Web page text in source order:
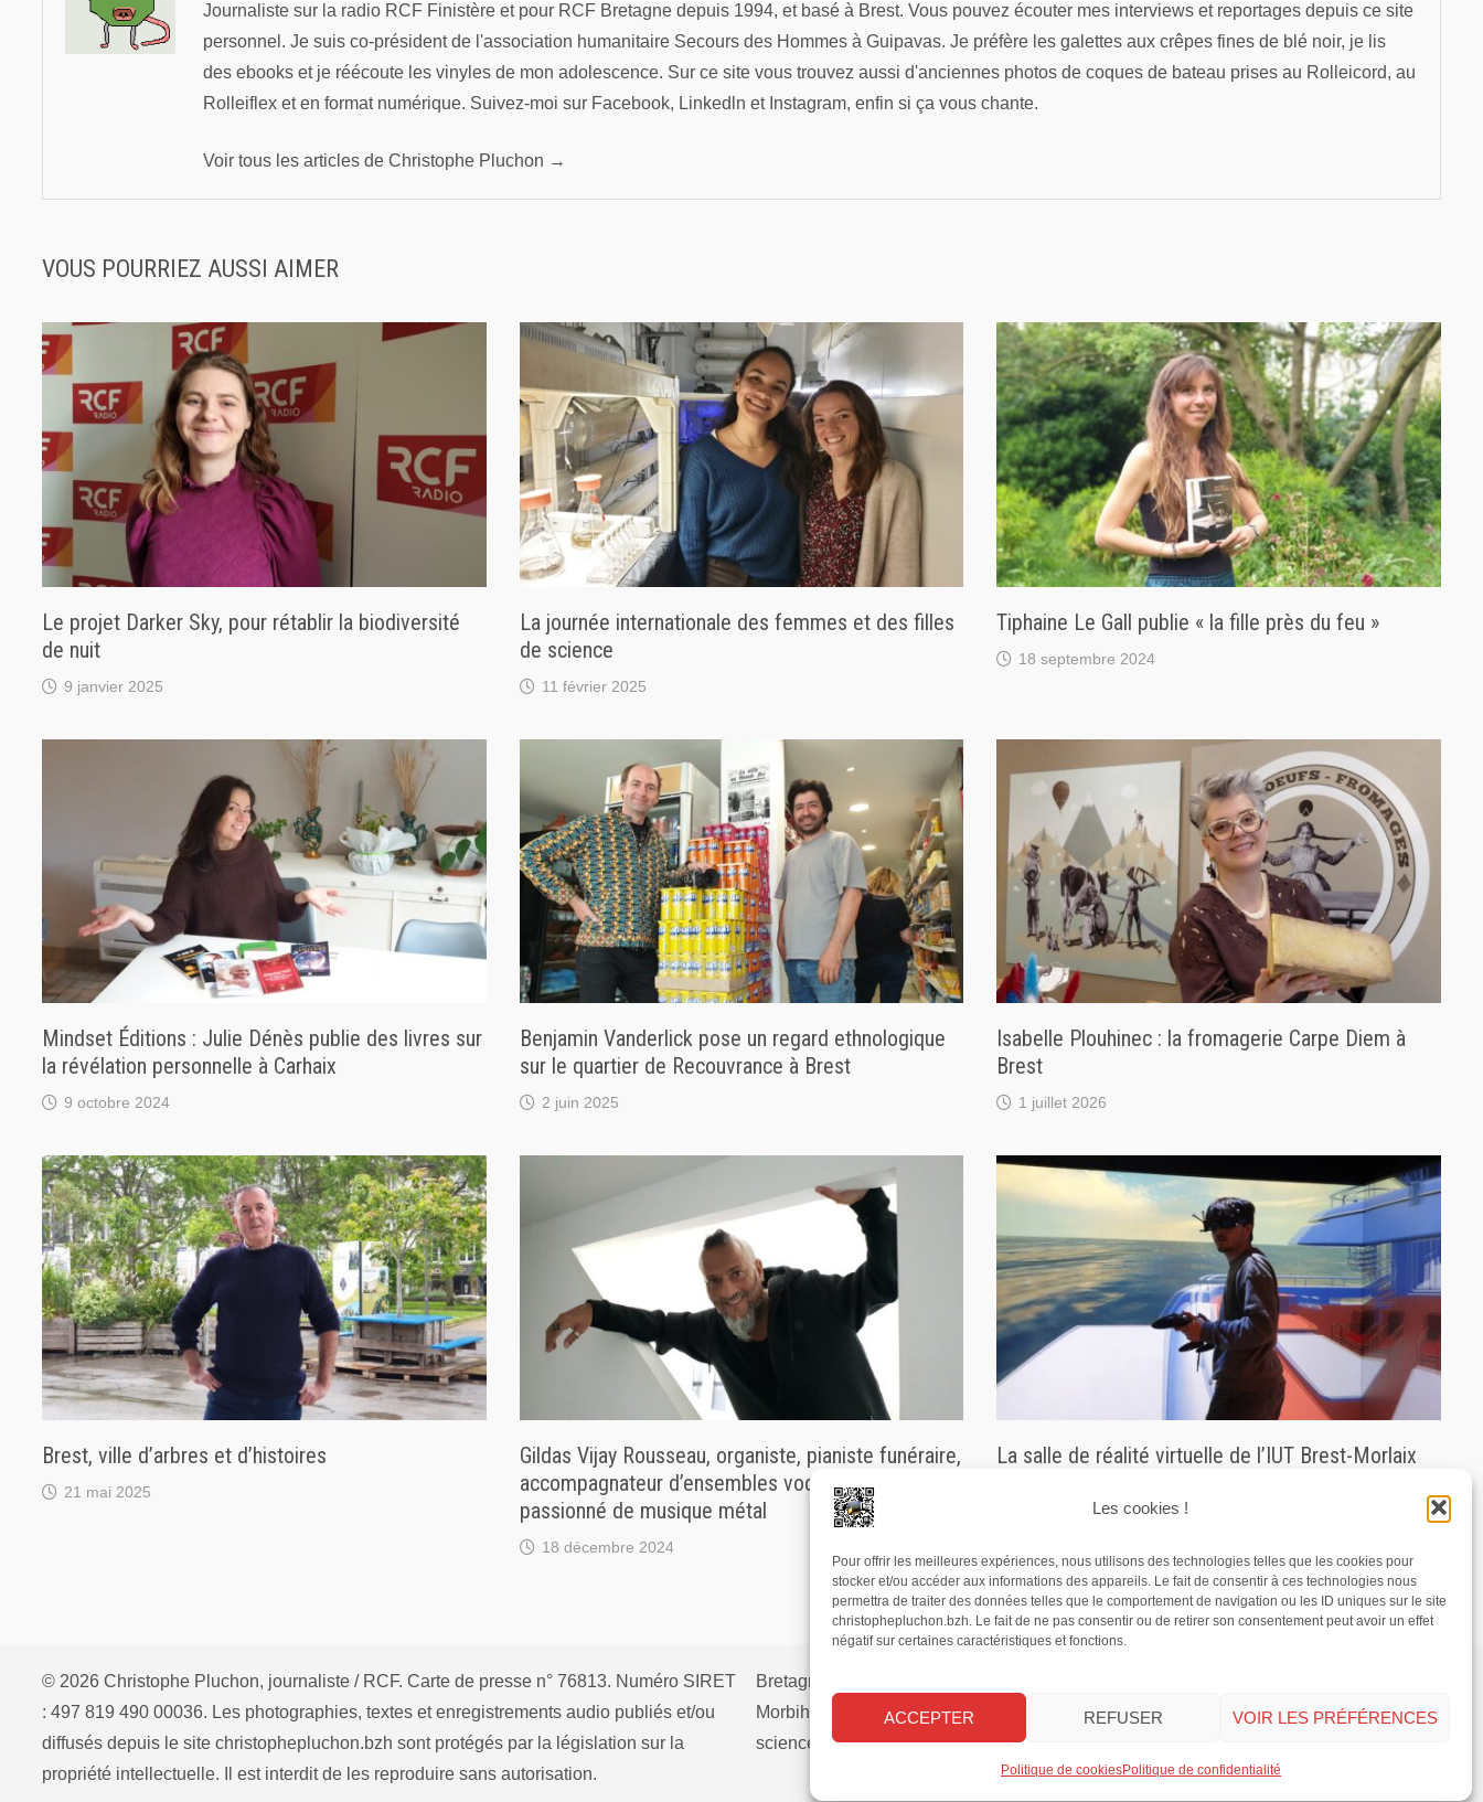
Les cookies !
Pour offrir les meilleures expériences, nous utilisons des technologies telles que les cookies pour
stocker et/ou accéder aux informations des appareils. Le fait de consentir à ces technologies nous
permettra de traiter des données telles que le comportement de navigation ou les ID uniques sur le site
christophepluchon.bzh. Le fait de ne pas consentir ou de retirer son consentement peut avoir un effet
négatif sur certaines caractéristiques et fonctions.
ACCEPTER REFUSER VOIR LES PRÉFÉRENCES
Politique de cookiesPolitique de confidentialité
Journaliste sur la radio RCF Finistère et pour RCF Bretagne depuis 1994, et basé à Brest. Vous pouvez écouter mes interviews et reportages depuis ce site
personnel. Je suis co-président de l'association humanitaire Secours des Hommes à Guipavas. Je préfère les galettes aux crêpes fines de blé noir, je lis
des ebooks et je réécoute les vinyles de mon adolescence. Sur ce site vous trouvez aussi d'anciennes photos de coques de bateau prises au Rolleicord, au
Rolleiflex et en format numérique. Suivez-moi sur Facebook, Linkedln et Instagram, enfin si ça vous chante.
Voir tous les articles de Christophe Pluchon →
VOUS POURRIEZ AUSSI AIMER
Le projet Darker Sky, pour rétablir la biodiversité
de nuit
9 janvier 2025
La journée internationale des femmes et des filles
de science
11 février 2025
Tiphaine Le Gall publie « la fille près du feu »
18 septembre 2024
Mindset Éditions : Julie Dénès publie des livres sur
la révélation personnelle à Carhaix
9 octobre 2024
Benjamin Vanderlick pose un regard ethnologique
sur le quartier de Recouvrance à Brest
2 juin 2025
Isabelle Plouhinec : la fromagerie Carpe Diem à
Brest
1 juillet 2026
Brest, ville d’arbres et d’histoires
21 mai 2025
Gildas Vijay Rousseau, organiste, pianiste funéraire,
accompagnateur d’ensembles vocaux, et
passionné de musique métal
18 décembre 2024
La salle de réalité virtuelle de l’IUT Brest-Morlaix
© 2026 Christophe Pluchon, journaliste / RCF. Carte de presse n° 76813. Numéro SIRET
: 497 819 490 00036. Les photographies, textes et enregistrements audio publiés et/ou
diffusés depuis le site christophepluchon.bzh sont protégés par la législation sur la
propriété intellectuelle. Il est interdit de les reproduire sans autorisation.
Bretagne
Morbihan
culture écologie économie éducation handicap
religion
science
société sport tourisme